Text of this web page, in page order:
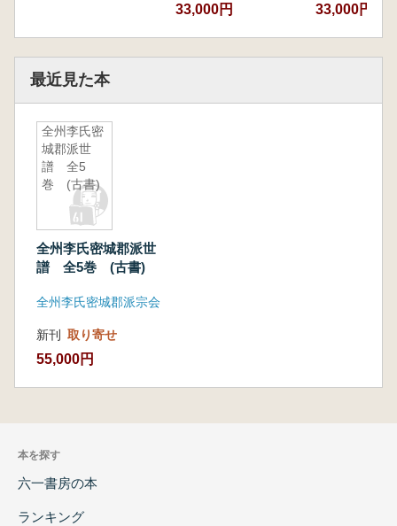
33,000円 33,000円
最近見た本
全州李氏密
城郡派世
譜 全5
巻 (古書)
全州李氏密城郡派世
譜 全5巻 (古書)
全州李氏密城郡派宗会
新刊 取り寄せ
55,000円
本を探す
六一書房の本
ランキング